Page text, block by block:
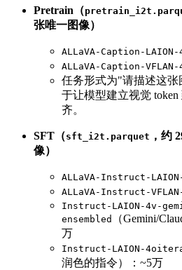
Pretrain（
张唯一图像）
ALLaVA-Caption-LAION-
ALLaVA-Caption-VFLAN-
任务形式为"请描述这
于让模型建立视觉
齐。
SFT（sft_i2t.parquet ，约
像）
ALLaVA-Instruct-
ALLaVA-Instruct-
Instruct-LAION-4v-
ensembled
（Gemini/
万
Instruct-LAION-
润色的指令）：~5万